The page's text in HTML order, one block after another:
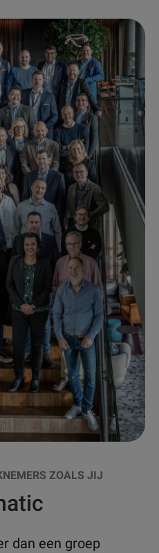
ZOALS JIJ
dan een groep